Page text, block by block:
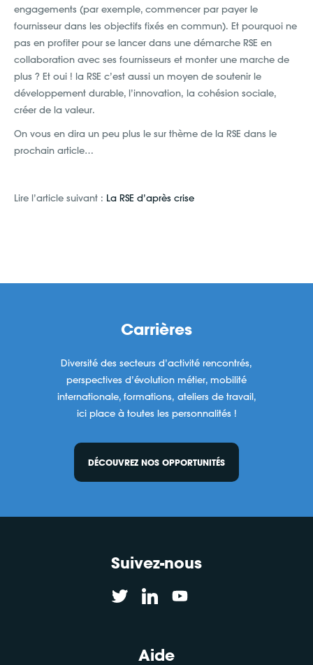
engagements (par exemple, commencer par payer le
fournisseur dans les objectifs fixés en commun). Et pourquoi ne
pas en profiter pour se lancer dans une démarche RSE en
collaboration avec ses fournisseurs et monter une marche de
plus ? Et oui ! la RSE c’est aussi un moyen de soutenir le
développement durable, l’innovation, la cohésion sociale,
créer de la valeur.
On vous en dira un peu plus le sur thème de la RSE dans le
prochain article…
Lire l’article suivant : La RSE d’après crise
Carrières
Diversité des secteurs d’activité rencontrés,
perspectives d’évolution métier, mobilité
internationale, formations, ateliers de travail,
ici place à toutes les personnalités !
DÉCOUVREZ NOS OPPORTUNITÉS
Suivez-nous
Aide